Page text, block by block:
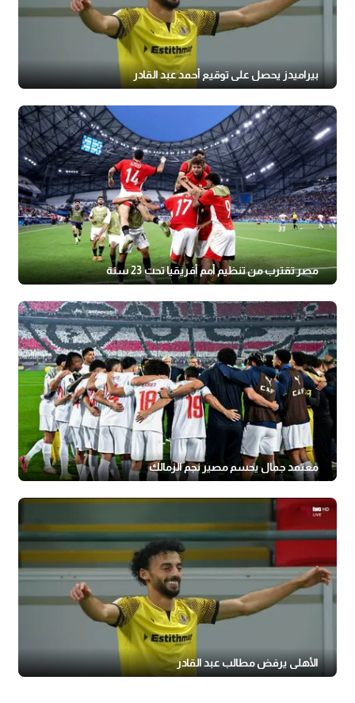
بيراميدز يحصل على توقيع أحمد عبد القادر
مصر تقترب من تنظيم أمم أفريقيا تحت 23 سنة
معتمد جمال يحسم مصير نجم الزمالك
الأهلي يرفض مطالب عبد القادر